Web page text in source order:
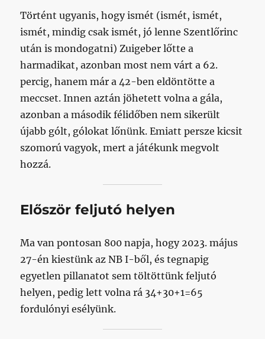
Történt ugyanis, hogy ismét (ismét, ismét,
ismét, mindig csak ismét, jó lenne Szentlőrinc
után is mondogatni) Zuigeber lőtte a
harmadikat, azonban most nem várt a 62.
percig, hanem már a 42-ben eldöntötte a
meccset. Innen aztán jöhetett volna a gála,
azonban a második félidőben nem sikerült
újabb gólt, gólokat lőnünk. Emiatt persze kicsit
szomorú vagyok, mert a játékunk megvolt
hozzá.
Először feljutó helyen
Ma van pontosan 800 napja, hogy 2023. május
27-én kiestünk az NB I-ből, és tegnapig
egyetlen pillanatot sem töltöttünk feljutó
helyen, pedig lett volna rá 34+30+1=65
fordulónyi esélyünk.